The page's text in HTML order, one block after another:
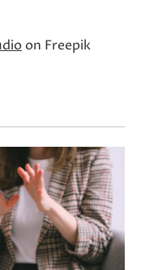
on Freepik